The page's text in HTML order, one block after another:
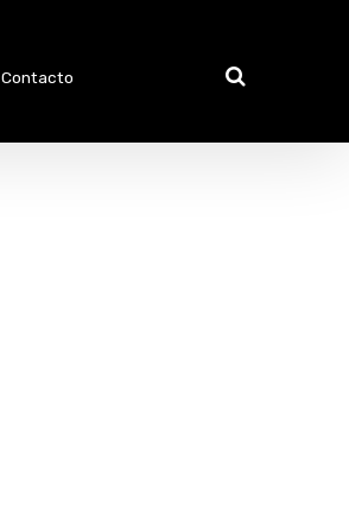
Contacto